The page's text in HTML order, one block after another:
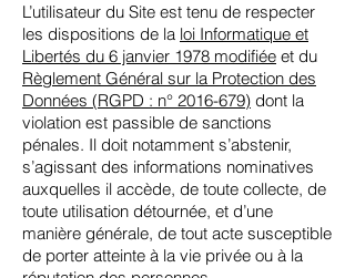
L’utilisateur du Site est tenu de respecter
les dispositions de la loi Informatique et
Libertés du 6 janvier 1978 modifiée et du
Règlement Général sur la Protection des
Données (RGPD : n° 2016-679) dont la
violation est passible de sanctions
pénales. Il doit notamment s’abstenir,
s’agissant des informations nominatives
auxquelles il accède, de toute collecte, de
toute utilisation détournée, et d’une
manière générale, de tout acte susceptible
de porter atteinte à la vie privée ou à la